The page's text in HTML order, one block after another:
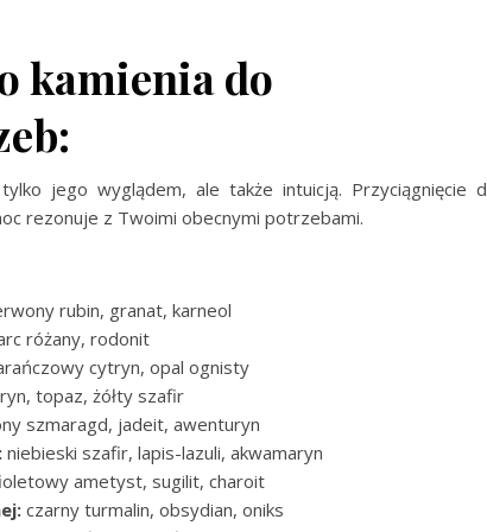
kamienia do
jego wyglądem, ale także intuicją. Przyciągnięcie
rezonuje z Twoimi obecnymi potrzebami.
rubin, granat, karneol
różany, rodonit
cytryn, opal ognisty
topaz, żółty szafir
szmaragd, jadeit, awenturyn
niebieski szafir, lapis-lazuli, akwamaryn
ametyst, sugilit, charoit
czarny turmalin, obsydian, oniks